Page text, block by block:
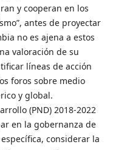
y cooperan en los
antes de proyectar
no es ajena a estos
valoración de su
líneas de acción
foros sobre medio
y global.
(PND) 2018-2022
en la gobernanza de
considerar la